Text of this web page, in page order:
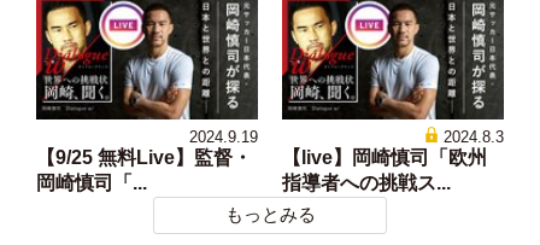
2024.9.19
【9/25 無料Live】監督・
岡崎慎司「...
2024.8.3
【live】岡崎慎司「欧州
指導者への挑戦ス...
もっとみる